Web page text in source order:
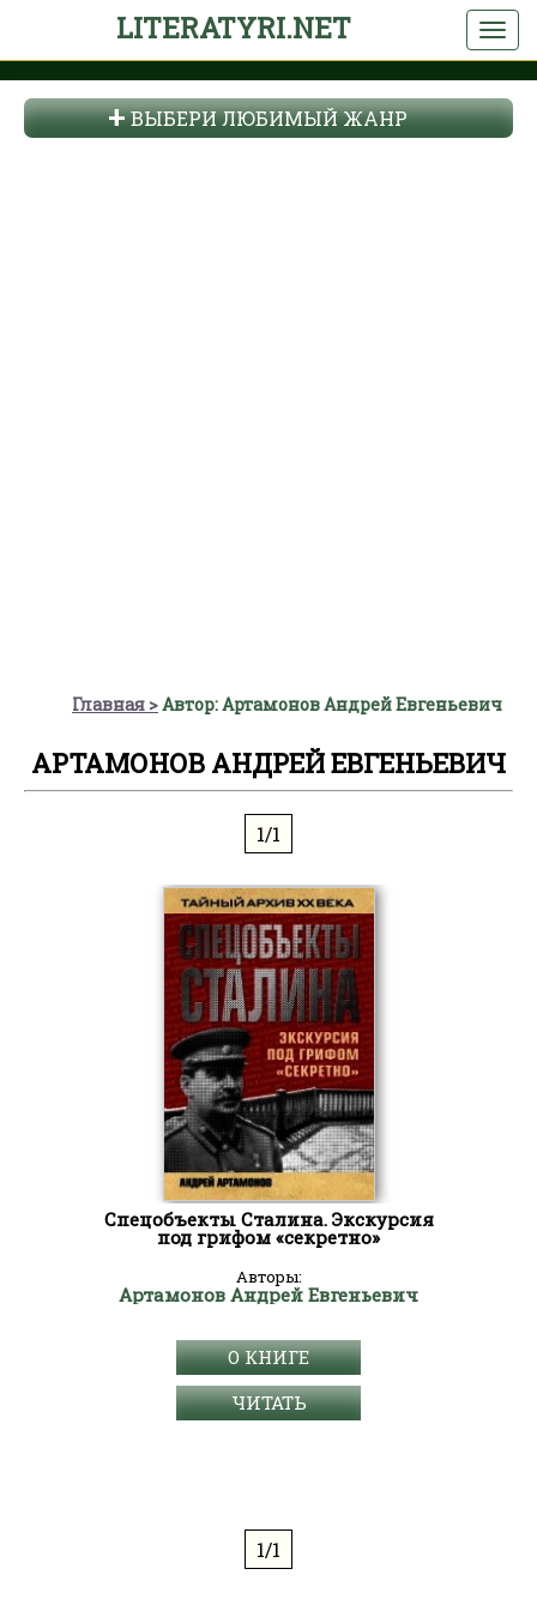
LITERATYRI.NET
ВЫБЕРИ ЛЮБИМЫЙ ЖАНР
Главная Автор: Артамонов Андрей Евгеньевич
АРТАМОНОВ АНДРЕЙ ЕВГЕНЬЕВИЧ
1/1
Спецобъекты Сталина. Экскурсия
под грифом «секретно»
Авторы:
Артамонов Андрей Евгеньевич
О КНИГЕ
ЧИТАТЬ
1/1